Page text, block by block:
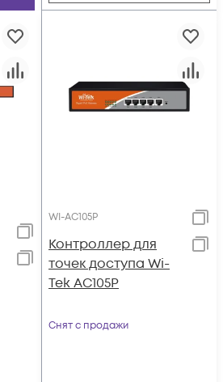
WI-AC105P
Контроллер для
точек доступа Wi-
Tek AC105P
Снят с продажи